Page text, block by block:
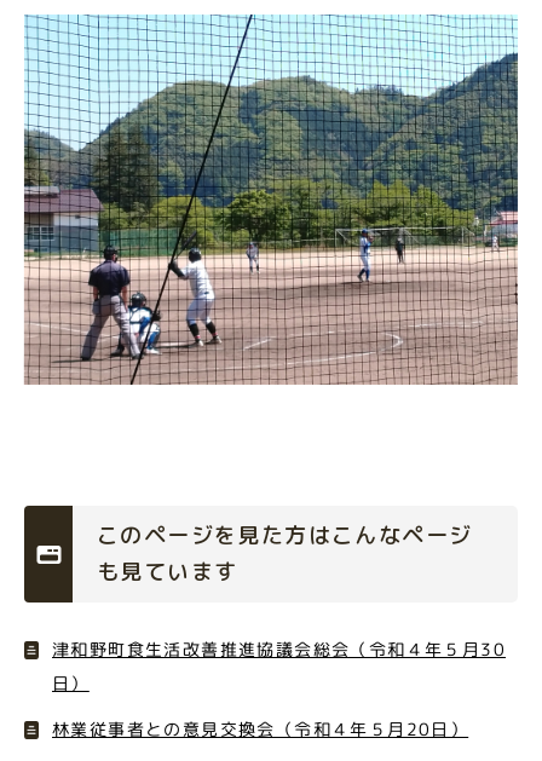
このページを見た方はこんなページ
も見ています
津和野町食生活改善推進協議会総会（令和４年５月30
日）
林業従事者との意見交換会（令和４年５月20日）